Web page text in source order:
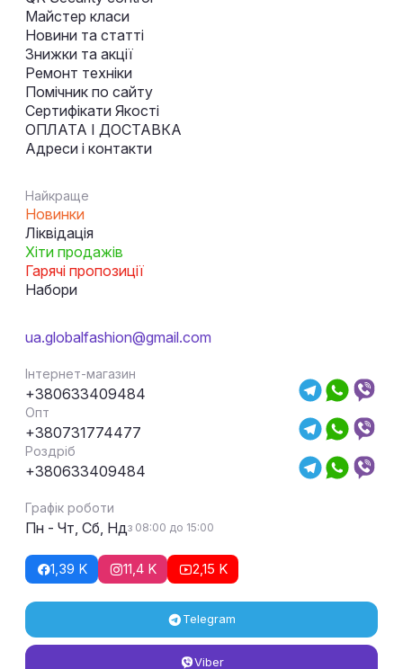
Майстер класи
Новини та статті
Знижки та акції
Ремонт техніки
Помічник по сайту
Сертифікати Якості
ОПЛАТА І ДОСТАВКА
Адреси і контакти
Найкраще
Новинки
Ліквідація
Хіти продажів
Гарячі пропозиції
Набори
ua.globalfashion@gmail.com
Інтернет-магазин
+380633409484
Опт
+380731774477
Роздріб
+380633409484
Графік роботи
Пн - Чт, Сб, Ндз 08:00 до 15:00
1,39 K 11,4 K 2,15 K
Telegram
Viber